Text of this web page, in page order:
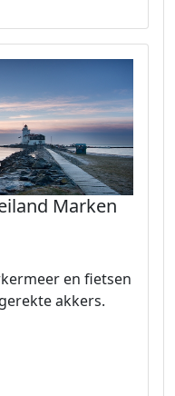
Marken
en fietsen
akkers.